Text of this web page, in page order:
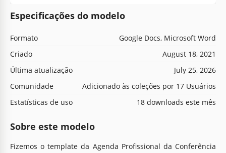
Especificações do modelo
Formato
Google Docs, Microsoft Word
Criado
August 18, 2021
Última atualização
July 25, 2026
Comunidade
Adicionado às coleções por 17 Usuários
Estatísticas de uso
18 downloads este mês
Sobre este modelo
Fizemos o template da Agenda Profissional da Conferência